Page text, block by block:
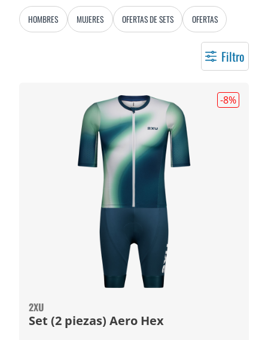
HOMBRES MUJERES OFERTAS DE SETS OFERTAS
Filtro
-8%
2XU
Set (2 piezas) Aero Hex